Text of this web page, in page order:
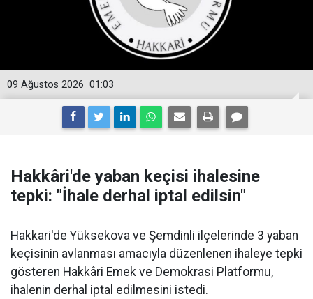
01:03
09 Ağustos 2026
Hakkâri'de yaban keçisi ihalesine
tepki: "İhale derhal iptal edilsin"
Hakkari'de Yüksekova ve Şemdinli ilçelerinde 3 yaban
keçisinin avlanması amacıyla düzenlenen ihaleye tepki
gösteren Hakkâri Emek ve Demokrasi Platformu,
ihalenin derhal iptal edilmesini istedi.